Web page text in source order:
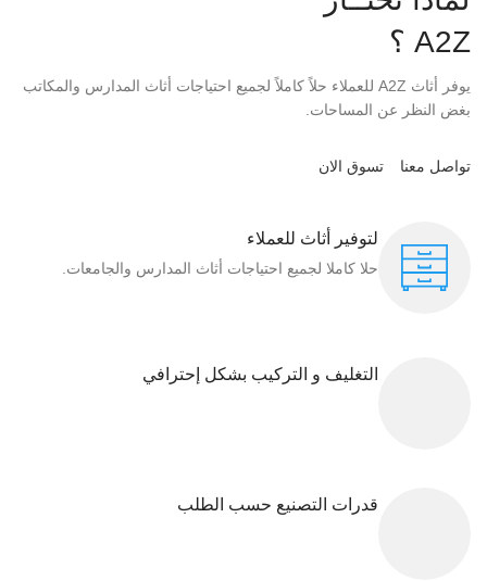
A2Z ؟
يوفر أثاث A2Z للعملاء حلاً كاملاً لجميع احتياجات أثاث المدارس والمكاتب
بغض النظر عن المساحات.
تواصل معنا تسوق الان
لتوفير أثاث للعملاء
حلا كاملا لجميع احتياجات أثاث المدارس والجامعات.
التغليف و التركيب بشكل إحترافي
قدرات التصنيع حسب الطلب